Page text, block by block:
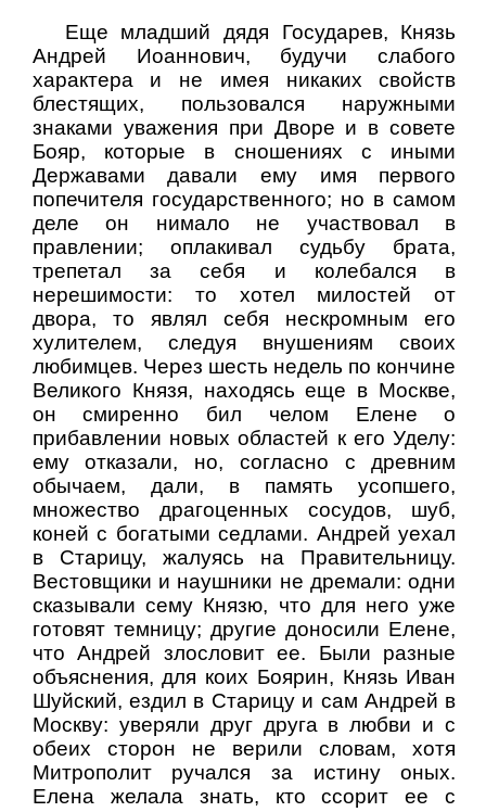
Еще младший дядя Государев, Князь
Андрей Иоаннович, будучи слабого
характера и не имея никаких свойств
блестящих, пользовался наружными
знаками уважения при Дворе и в совете
Бояр, которые в сношениях с иными
Державами давали ему имя первого
попечителя государственного; но в самом
деле он нимало не участвовал в
правлении; оплакивал судьбу брата,
трепетал за себя и колебался в
нерешимости: то хотел милостей от
двора, то являл себя нескромным его
хулителем, следуя внушениям своих
любимцев. Через шесть недель по кончине
Великого Князя, находясь еще в Москве,
он смиренно бил челом Елене о
прибавлении новых областей к его Уделу:
ему отказали, но, согласно с древним
обычаем, дали, в память усопшего,
множество драгоценных сосудов, шуб,
коней с богатыми седлами. Андрей уехал
в Старицу, жалуясь на Правительницу.
Вестовщики и наушники не дремали: одни
сказывали сему Князю, что для него уже
готовят темницу; другие доносили Елене,
что Андрей злословит ее. Были разные
объяснения, для коих Боярин, Князь Иван
Шуйский, ездил в Старицу и сам Андрей в
Москву: уверяли друг друга в любви и с
обеих сторон не верили словам, хотя
Митрополит ручался за истину оных.
Елена желала знать, кто ссорит ее с